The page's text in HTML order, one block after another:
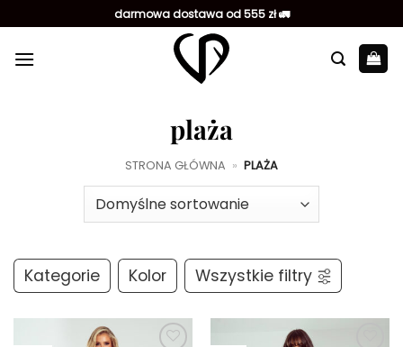
do
zawartości
darmowa dostawa od 555 zł 🚛
plaża
STRONA GŁÓWNA » PLAŻA
Kategorie Kolor Wszystkie filtry